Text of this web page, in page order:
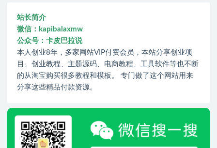
站长简介
微信：kapibalaxmw
公众号：卡皮巴拉说
本人创业8年，多家网站VIP付费会员，本站分享创业项
目、创业教程、主题源码、电商教程、工具软件等也不断
的从淘宝购买很多教程和模板。 专门做了这个网站用来
分享这些精品付款资源。